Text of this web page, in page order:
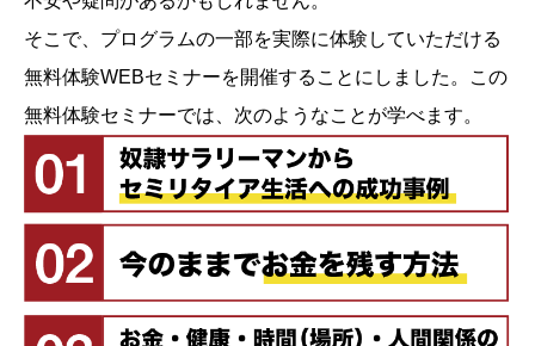
そこで、プログラムの一部を実際に体験していただける
無料体験WEBセミナーを開催することにしました。この
無料体験セミナーでは、次のようなことが学べます。